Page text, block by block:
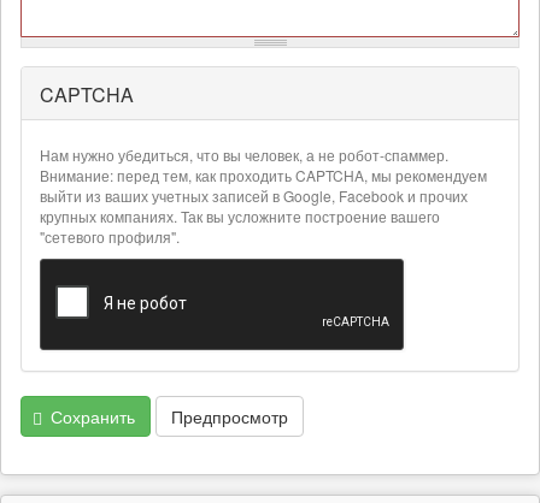
Более
подробная
информация
текстовых
форматах
CAPTCHA
Нам нужно убедиться, что вы человек, а не робот-спаммер.
Внимание: перед тем, как проходить CAPTCHA, мы рекомендуем
выйти из ваших учетных записей в Google, Facebook и прочих
крупных компаниях. Так вы усложните построение вашего
"сетевого профиля".
Сохранить Предпросмотр